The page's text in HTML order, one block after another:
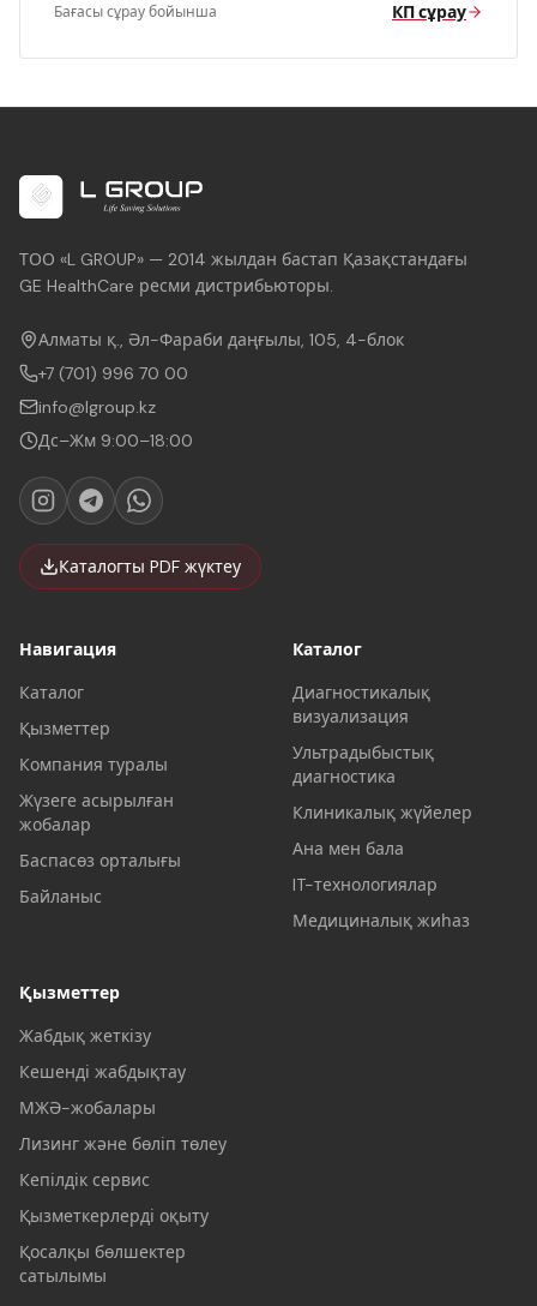
Бағасы сұрау бойынша КП сұрау
ТОО «L GROUP» — 2014 жылдан бастап Қазақстандағы
GE HealthCare ресми дистрибьюторы.
Алматы қ., Әл-Фараби даңғылы, 105, 4-блок
+7 (701) 996 70 00
info@lgroup.kz
Дс–Жм 9:00–18:00
Каталогты PDF жүктеу
Навигация
Каталог
Қызметтер
Компания туралы
Жүзеге асырылған
жобалар
Баспасөз орталығы
Байланыс
Каталог
Диагностикалық
визуализация
Ультрадыбыстық
диагностика
Клиникалық жүйелер
Ана мен бала
IT-технологиялар
Медициналық жиһаз
Қызметтер
Жабдық жеткізу
Кешенді жабдықтау
МЖӘ-жобалары
Лизинг және бөліп төлеу
Кепілдік сервис
Қызметкерлерді оқыту
Қосалқы бөлшектер
сатылымы